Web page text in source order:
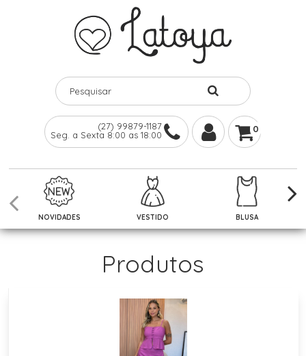
(27) 99879-1187
Seg. a Sexta 8:00 as 18:00
0
NOVIDADES VESTIDO BLUSA
Produtos